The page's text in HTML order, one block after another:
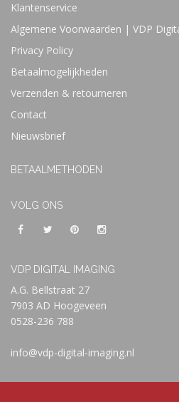
Klantenservice
Algemene Voorwaarden | VDP
Privacy Policy
Betaalmogelijkheden
Verzenden & retourneren
Contact
Nieuwsbrief
BETAALMETHODEN
VOLG ONS
VDP DIGITAL IMAGING
A.G. Bellstraat 27
7903 AD Hoogeveen
0528-236 788
info@vdp-digital-imaging.nl